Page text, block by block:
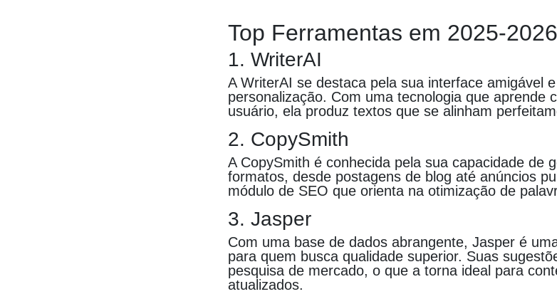
Top Ferramentas em 2025-2026
1. WriterAI
A WriterAI se destaca pela sua interface amigável
personalização. Com uma tecnologia que aprende
usuário, ela produz textos que se alinham
2. CopySmith
A CopySmith é conhecida pela sua capacidade de
formatos, desde postagens de blog até anúncios
módulo de SEO que orienta na otimização de
3. Jasper
Com uma base de dados abrangente, Jasper é
para quem busca qualidade superior. Suas
pesquisa de mercado, o que a torna ideal para
atualizados.